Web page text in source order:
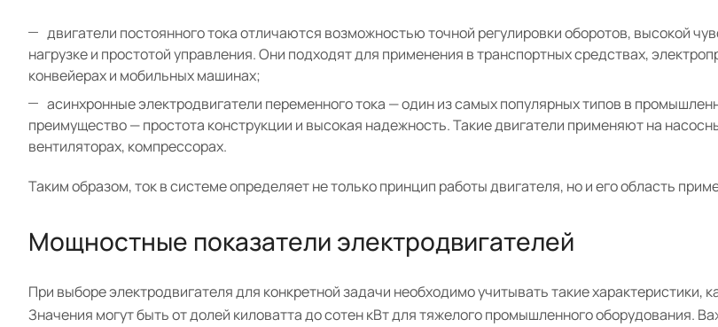
двигатели постоянного тока отличаются возможностью точной регулировки оборотов, высокой
нагрузке и простотой управления. Они подходят для применения в транспортных средствах,
конвейерах и мобильных машинах;
асинхронные электродвигатели переменного тока — один из самых популярных типов в
преимущество — простота конструкции и высокая надежность. Такие двигатели применяют на
вентиляторах, компрессорах.
Таким образом, ток в системе определяет не только принцип работы двигателя, но и его область
Мощностные показатели электродвигателей
При выборе электродвигателя для конкретной задачи необходимо учитывать такие характеристики,
Значения могут быть от долей киловатта до сотен кВт для тяжелого промышленного оборудования.